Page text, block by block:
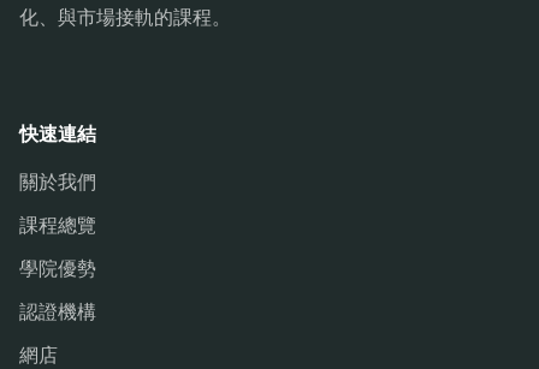
化、與市場接軌的課程。
快速連結
關於我們
課程總覽
學院優勢
認證機構
網店